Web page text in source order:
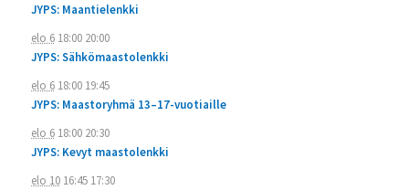
JYPS: Maantielenkki
elo 618:00 20:00
JYPS: Sähkömaastolenkki
elo 618:00 19:45
JYPS: Maastoryhmä 13–17-vuotiaille
elo 618:00 20:30
JYPS: Kevyt maastolenkki
elo 1016:45 17:30